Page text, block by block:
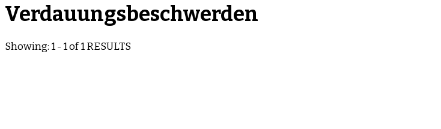
Verdauungsbeschwerden
Showing: 1 - 1 of 1 RESULTS